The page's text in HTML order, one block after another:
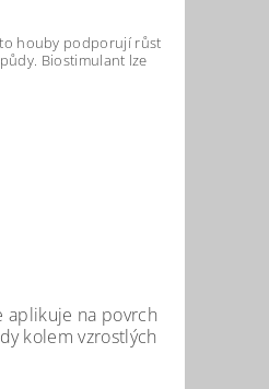
houby podporují růst
Biostimulant lze
aplikuje na povrch
kolem vzrostlých